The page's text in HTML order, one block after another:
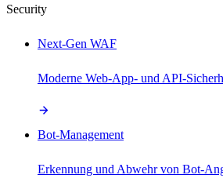
Security
Next-Gen WAF
Moderne Web-App- und API-
Bot-Management
Erkennung und Abwehr von Bot-